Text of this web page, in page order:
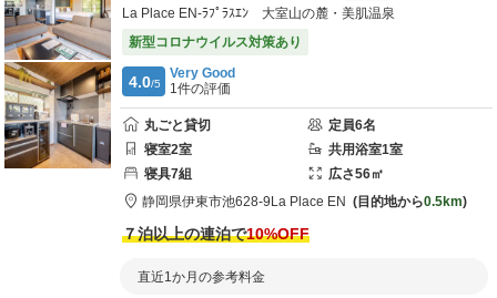
La Place EN-ﾗﾌﾟﾗｽｴﾝ 大室山の麓・美肌温泉
新型コロナウイルス対策あり
4.0/5
Very Good
1件の評価
丸ごと貸切 定員6名
寝室2室 共用浴室1室
寝具7組 広さ56㎡
静岡県伊東市池628-9 La Place EN 目的地から0.5km
７泊以上の連泊で10%OFF
直近1か月の参考料金